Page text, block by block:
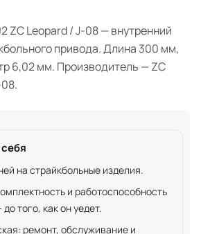
ZC Leopard / J-08 — внутренний
привода. Длина 300 мм,
6,02 мм. Производитель — ZC
на страйкбольные изделия.
и работоспособность
того, как он уедет.
: ремонт, обслуживание и